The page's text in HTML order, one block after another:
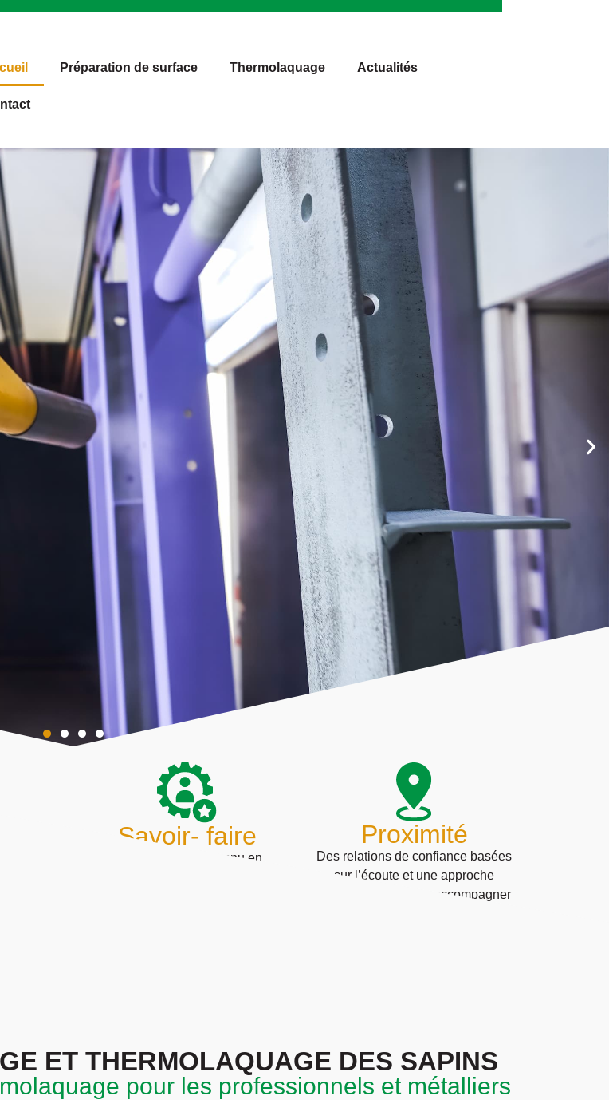
Préparation de surface Thermolaquage Actualités
Savoir- faire
Un savoir-faire reconnu en
Proximité
Des relations de confiance basées
sur l’écoute et une approche
personnalisée, pour accompagner
ET THERMOLAQUAGE DES SAPINS
pour les professionnels et métalliers